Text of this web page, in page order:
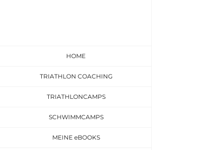
HOME
TRIATHLON COACHING
TRIATHLONCAMPS
SCHWIMMCAMPS
MEINE eBOOKS